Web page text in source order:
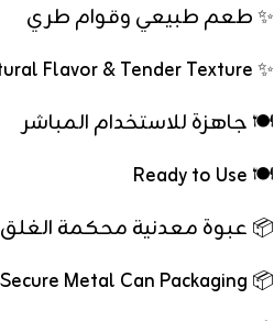
✨ طعم طبيعي وقوام طري
✨ Natural Flavor & Tender Texture
🍽️ جاهزة للاستخدام المباشر
🍽️ Ready to Use
📦 عبوة معدنية محكمة الغلق
📦 Secure Metal Can Packaging